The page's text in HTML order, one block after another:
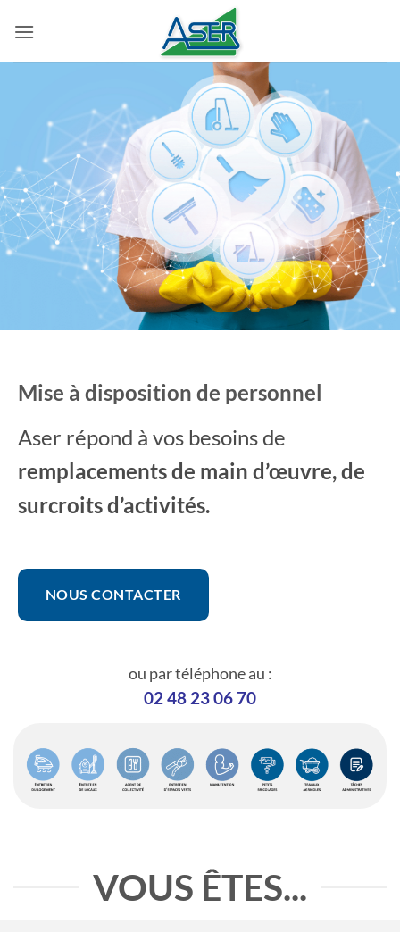
Mise à disposition de personnel
Aser répond à vos besoins de
remplacements de main d’œuvre, de
surcroits d’activités.
NOUS CONTACTER
ou par téléphone au :
02 48 23 06 70
VOUS ÊTES...